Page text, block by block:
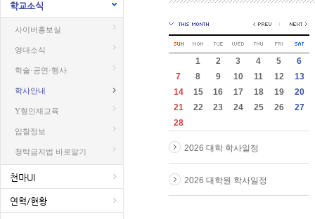
학교소식
사이버홍보실
영대소식
학술·공연·행사
학사안내
Y형인재교육
입찰정보
청탁금지법 바로알기
천마UI
연혁/현황
1 2 3 4 5
6
7
8 9 10 11 12
13
14
15 16 17 18 19
20
21
22 23 24 25 26
27
28
2026 대학 학사일정
2026 대학원 학사일정